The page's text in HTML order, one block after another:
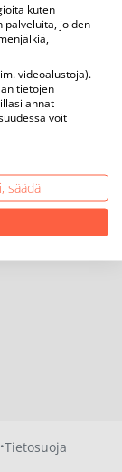
·Tietosuoja
kuten
palveluita, joiden
videoalustoja).
tietojen
annat
voit
säädä